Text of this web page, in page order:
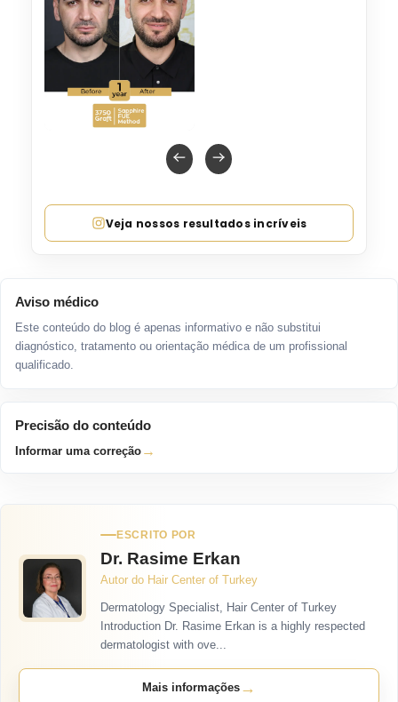
Veja nossos resultados incríveis
Aviso médico
Este conteúdo do blog é apenas informativo e não substitui
diagnóstico, tratamento ou orientação médica de um profissional
qualificado.
Precisão do conteúdo
Informar uma correção →
ESCRITO POR
Dr. Rasime Erkan
Autor do Hair Center of Turkey
Dermatology Specialist, Hair Center of Turkey
Introduction Dr. Rasime Erkan is a highly respected
dermatologist with ove...
Mais informações →